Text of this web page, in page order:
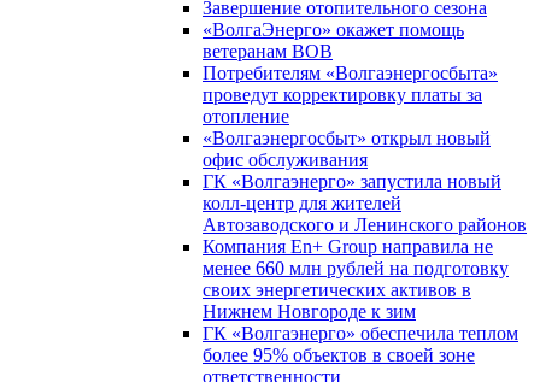
Завершение отопительного сезона
«ВолгаЭнерго» окажет помощь
ветеранам ВОВ
Потребителям «Волгаэнергосбыта»
проведут корректировку платы за
отопление
«Волгаэнергосбыт» открыл новый
офис обслуживания
ГК «Волгаэнерго» запустила новый
колл-центр для жителей
Автозаводского и Ленинского районов
Компания En+ Group направила не
менее 660 млн рублей на подготовку
своих энергетических активов в
Нижнем Новгороде к зим
ГК «Волгаэнерго» обеспечила теплом
более 95% объектов в своей зоне
ответственности